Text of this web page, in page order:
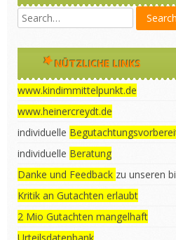
NÜTZLICHE LINKS
www.kindimmittelpunkt.de
www.heinercreydt.de
individuelle
individuelle Beratung
Danke und Feedback zu unseren
Kritik an Gutachten erlaubt
2 Mio Gutachten mangelhaft